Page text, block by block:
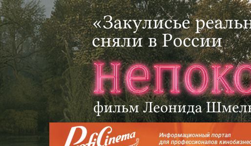
Информационный портал
для профессионалов